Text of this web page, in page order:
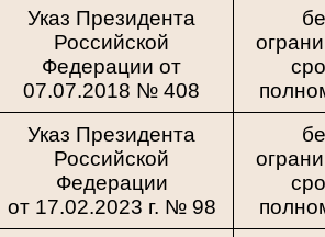
Указ Президента
Российской
Федерации от
07.07.2018 № 408
Указ Президента
Российской
Федерации
от 17.02.2023 г. № 98